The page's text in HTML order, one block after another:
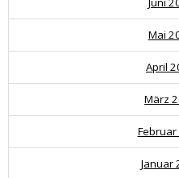
Mai
April
März
Januar